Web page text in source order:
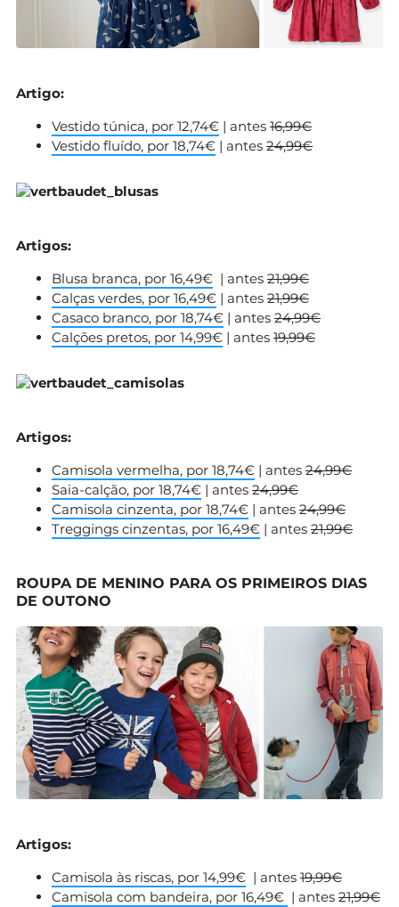
Artigo:
Vestido túnica, por 12,74€ | antes 16,99€
Vestido fluído, por 18,74€ | antes 24,99€
Artigos:
Blusa branca, por 16,49€ | antes 21,99€
Calças verdes, por 16,49€ | antes 21,99€
Casaco branco, por 18,74€ | antes 24,99€
Calções pretos, por 14,99€ | antes 19,99€
Artigos:
Camisola vermelha, por 18,74€ | antes 24,99€
Saia-calção, por 18,74€ | antes 24,99€
Camisola cinzenta, por 18,74€ | antes 24,99€
Treggings cinzentas, por 16,49€ | antes 21,99€
ROUPA DE MENINO PARA OS PRIMEIROS DIAS
DE OUTONO
Artigos:
Camisola às riscas, por 14,99€ | antes 19,99€
Camisola com bandeira, por 16,49€ | antes 21,99€